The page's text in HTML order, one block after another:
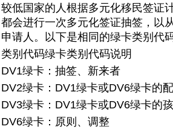
较低国家的人根据多元化移民签证
都会进行一次多元化签证抽签，以
申请人。以下是相同的绿卡类别代码
类别代码绿卡类别代码说明
DV1绿卡： 抽签、新来者
DV2绿卡： DV1绿卡或DV6绿卡的
DV3绿卡： DV1绿卡或DV6绿卡的
DV6绿卡： 原则、调整